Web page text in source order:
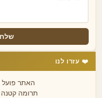
❤️ עזרו לנו
האתר
תרומה קטנה